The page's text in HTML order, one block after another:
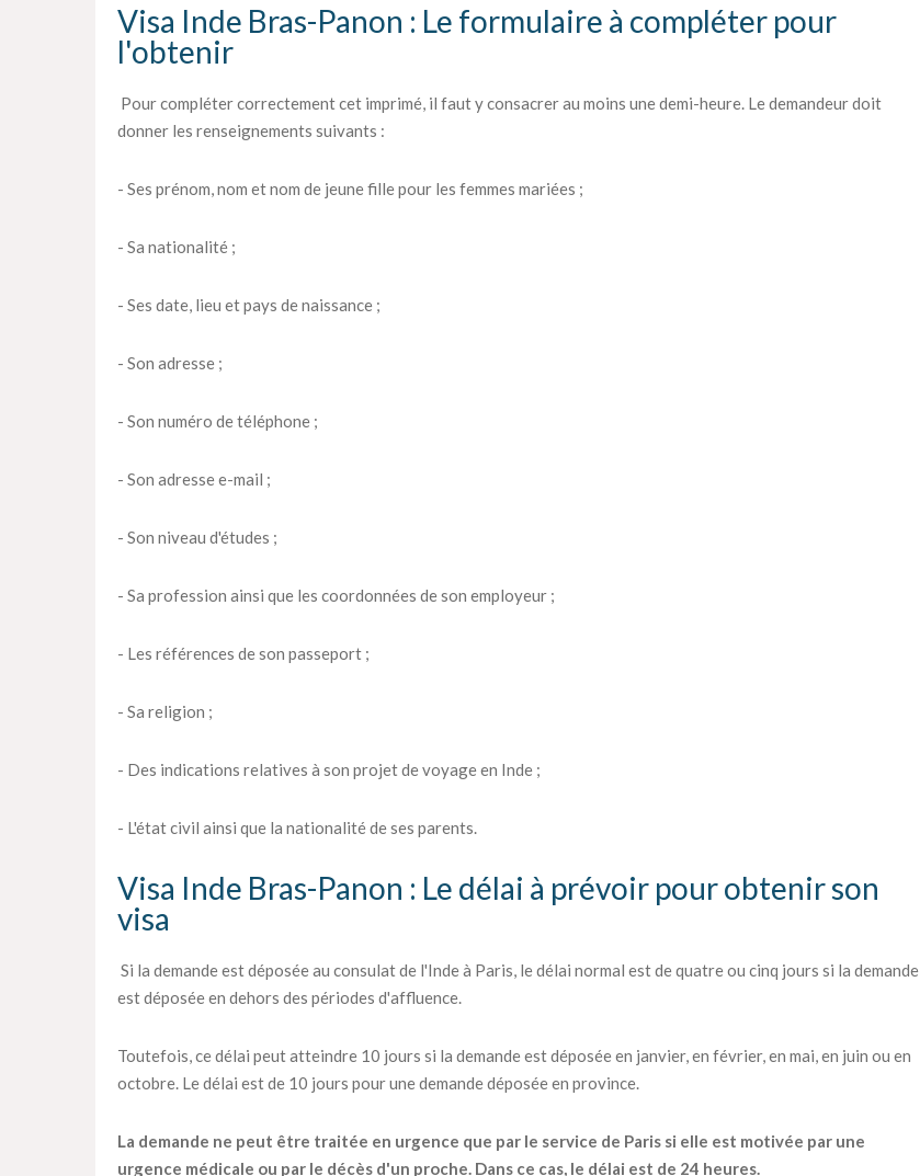
Visa Inde Bras-Panon : Le formulaire à compléter pour
l'obtenir
Pour compléter correctement cet imprimé, il faut y consacrer au moins une demi-heure. Le demandeur doit
donner les renseignements suivants :
- Ses prénom, nom et nom de jeune fille pour les femmes mariées ;
- Sa nationalité ;
- Ses date, lieu et pays de naissance ;
- Son adresse ;
- Son numéro de téléphone ;
- Son adresse e-mail ;
- Son niveau d'études ;
- Sa profession ainsi que les coordonnées de son employeur ;
- Les références de son passeport ;
- Sa religion ;
- Des indications relatives à son projet de voyage en Inde ;
- L'état civil ainsi que la nationalité de ses parents.
Visa Inde Bras-Panon : Le délai à prévoir pour obtenir son
visa
Si la demande est déposée au consulat de l'Inde à Paris, le délai normal est de quatre ou cinq jours si la demande
est déposée en dehors des périodes d'affluence.
Toutefois, ce délai peut atteindre 10 jours si la demande est déposée en janvier, en février, en mai, en juin ou en
octobre. Le délai est de 10 jours pour une demande déposée en province.
La demande ne peut être traitée en urgence que par le service de Paris si elle est motivée par une
urgence médicale ou par le décès d'un proche. Dans ce cas, le délai est de 24 heures.